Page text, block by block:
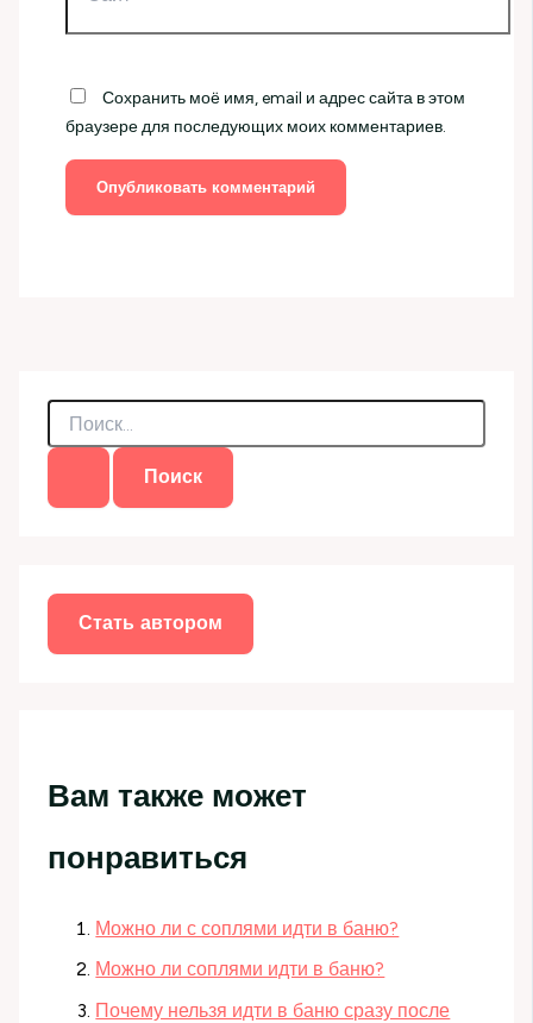
Сохранить моё имя, email и адрес сайта в этом
браузере для последующих моих комментариев.
П
и
к
Стать автором
Вам также может
понравиться
Можно ли с соплями идти в баню?
Можно ли соплями идти в баню?
Почему нельзя идти в баню сразу после